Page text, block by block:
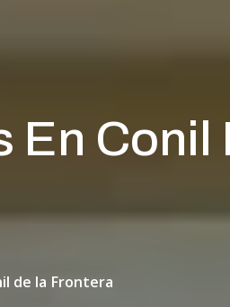
En Conil
de la Frontera